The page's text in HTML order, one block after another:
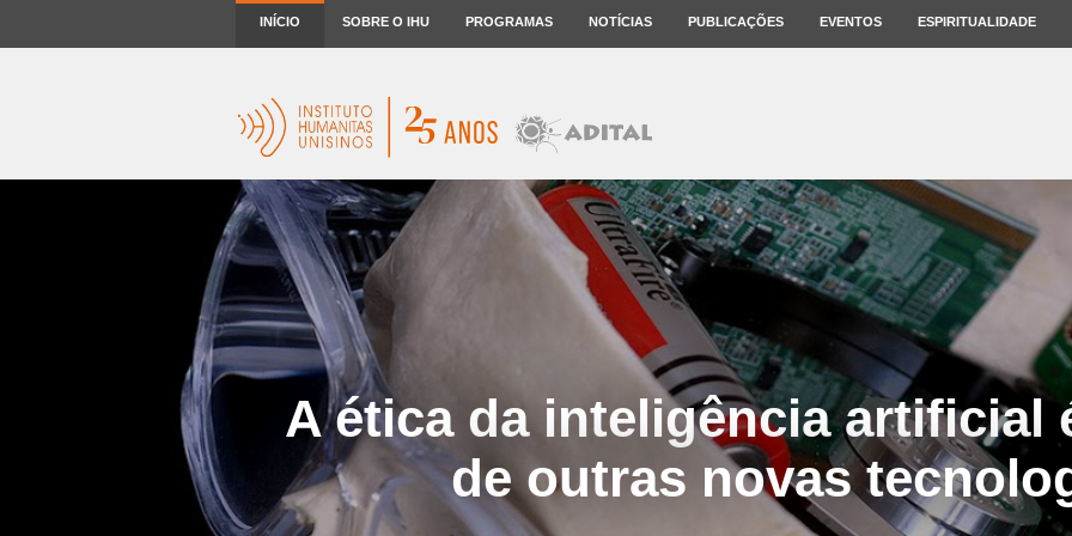
INÍCIO SOBRE O IHU PROGRAMAS NOTÍCIAS PUBLICAÇÕES EVENTOS ESPIRITUALIDADE
A ética da inteligência artificial
de outras novas